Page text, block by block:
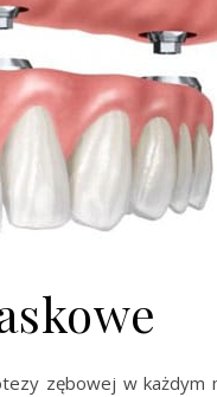
zębowej w każdym